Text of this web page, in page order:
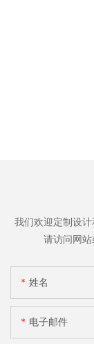
我们欢迎定制设
请访问网站
姓名
电子邮件